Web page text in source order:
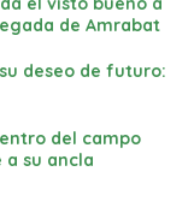
de Amrabat
deseo de futuro:
del campo
su ancla